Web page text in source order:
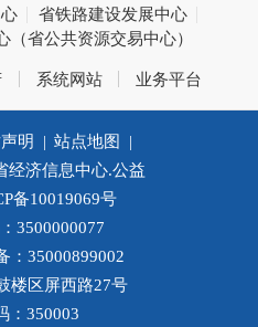
省铁路建设发展中心
省公共资源交易中心）
系统网站 业务平台
明 | 站点地图 |
经济信息中心.公益
备10019069号
3500000077
：35000899002
楼区屏西路27号
：350003